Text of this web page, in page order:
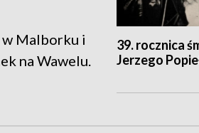
39. rocznica
Jerzego
Malborku i
na Wawelu.